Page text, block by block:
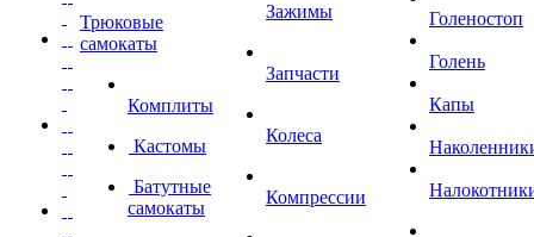
Трюковые
самокаты
Комплиты
Кастомы
Батутные
самокаты
Зажимы
Запчасти
Колеса
Компрессии
Голеностоп
Голень
Капы